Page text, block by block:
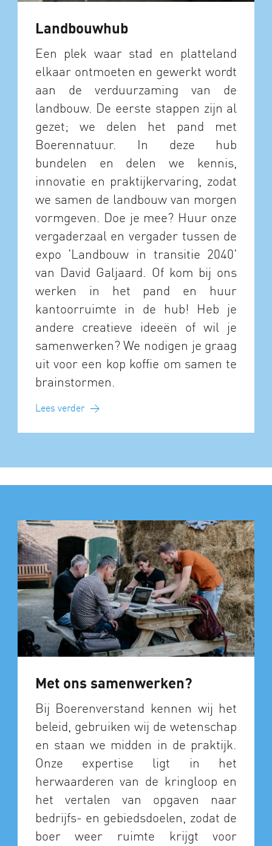
Landbouwhub
Een plek waar stad en platteland
elkaar ontmoeten en gewerkt wordt
aan de verduurzaming van de
landbouw. De eerste stappen zijn al
gezet; we delen het pand met
Boerennatuur. In deze hub
bundelen en delen we kennis,
innovatie en praktijkervaring, zodat
we samen de landbouw van morgen
vormgeven. Doe je mee? Huur onze
vergaderzaal en vergader tussen de
expo 'Landbouw in transitie 2040'
van David Galjaard. Of kom bij ons
werken in het pand en huur
kantoorruimte in de hub! Heb je
andere creatieve ideeën of wil je
samenwerken? We nodigen je graag
uit voor een kop koffie om samen te
brainstormen.
Lees verder
Met ons samenwerken?
Bij Boerenverstand kennen wij het
beleid, gebruiken wij de wetenschap
en staan we midden in de praktijk.
Onze expertise ligt in het
herwaarderen van de kringloop en
het vertalen van opgaven naar
bedrijfs- en gebiedsdoelen, zodat de
boer weer ruimte krijgt voor